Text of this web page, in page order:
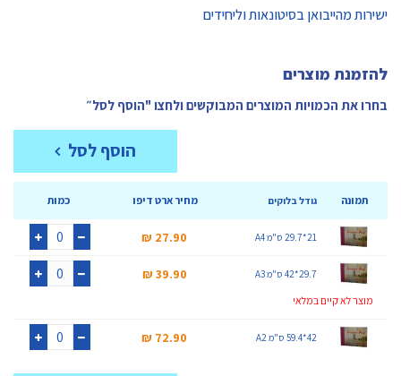
ישירות מהייבואן בסיטונאות וליחידים
להזמנת מוצרים
בחרו את הכמויות המוצרים המבוקשים ולחצו "הוסף לסל״
הוסף לסל
תמונה גודל בלוקים מחיר ארט דיפו כמות
21*29.7 ס"מ A4 27.90 ₪‎
-
+
29.7*42 ס"מ A3 39.90 ₪‎
מוצר לא קיים במלאי
42*59.4 ס"מ A2 72.90 ₪‎